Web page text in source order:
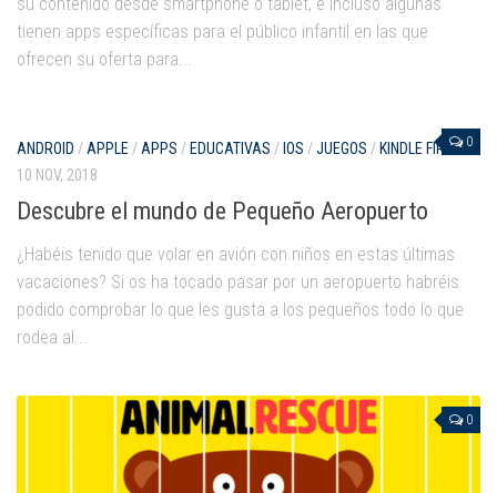
tienen apps específicas para el público infantil en las que
ofrecen su oferta para...
0
ANDROID / APPLE / APPS /EDUCATIVAS /IOS /JUEGOS /KINDLE FIRE
10 NOV, 2018
Descubre el mundo de Pequeño Aeropuerto
¿Habéis tenido que volar en avión con niños en estas últimas
vacaciones? Si os ha tocado pasar por un aeropuerto habréis
podido comprobar lo que les gusta a los pequeños todo lo que
rodea al...
0